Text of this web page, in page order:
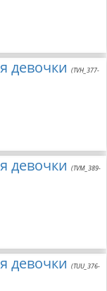
девочки (TVH_377-
девочки (TVM_389-
девочки (TUU_376-